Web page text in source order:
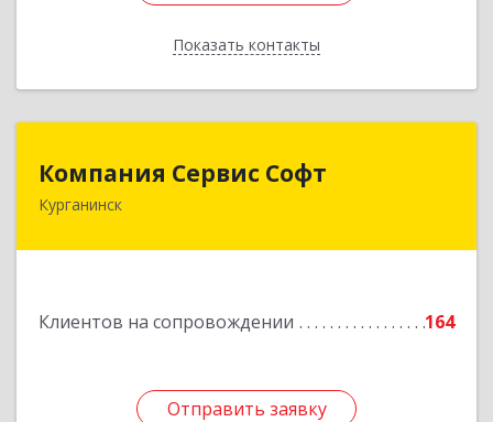
Показать контакты
Назад
Компания Сервис Софт
Курганинск
Клиентов на сопровождении 164
Отправить заявку
Компания Сервис Софт
352430, Краснодарский край, Курганинск г,
Отправить заявку